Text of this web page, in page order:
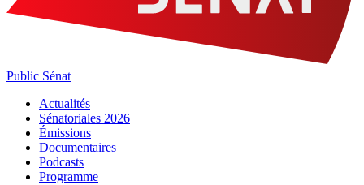
Public Sénat
Actualités
Sénatoriales 2026
Émissions
Documentaires
Podcasts
Programme